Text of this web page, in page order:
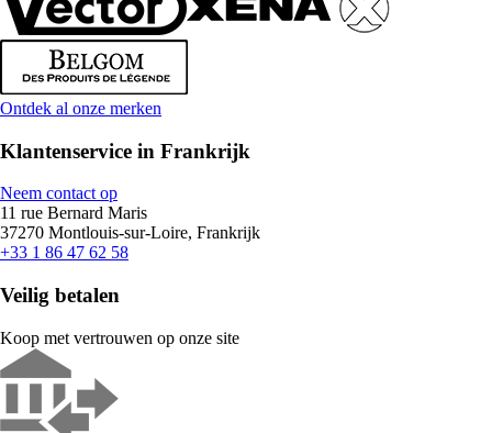
Ontdek al onze merken
Klantenservice in Frankrijk
Neem contact op
11 rue Bernard Maris
37270 Montlouis-sur-Loire, Frankrijk
+33 1 86 47 62 58
Veilig betalen
Koop met vertrouwen op onze site